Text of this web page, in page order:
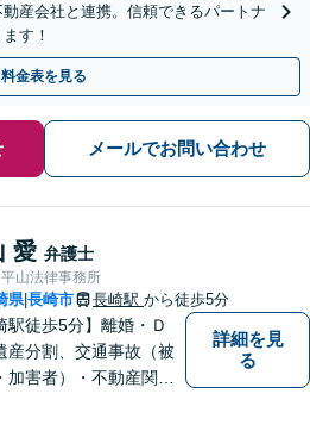
産会社と連携。信頼できるパートナ
す！
料金表を見る
メールでお問い合わせ
愛 弁護士
山法律事務所
県|長崎市 長崎駅 から徒歩5分
駅徒歩5分】離婚・Ｄ
産分割、交通事故（被
加害者）・不動産関連
詳細を見
る